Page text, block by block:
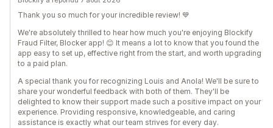
Thank you so much for your incredible review! 💙
We're absolutely thrilled to hear how much you're enjoying Blockify
Fraud Filter, Blocker app! 😊 It means a lot to know that you found the
app easy to set up, effective right from the start, and worth upgrading
to a paid plan.
A special thank you for recognizing Louis and Anola! We'll be sure to
share your wonderful feedback with both of them. They'll be
delighted to know their support made such a positive impact on your
experience. Providing responsive, knowledgeable, and caring
assistance is exactly what our team strives for every day.